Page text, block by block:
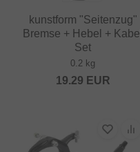
kunstform "Seitenzug"
Bremse + Hebel + Kabel
Set
0.2 kg
19.29 EUR